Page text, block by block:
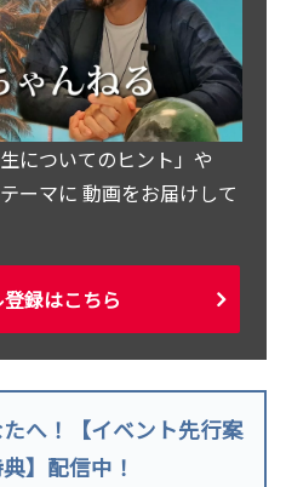
についてのヒント」や
ーマに 動画をお届けして
録はこちら
へ！【イベント先行案
】配信中！